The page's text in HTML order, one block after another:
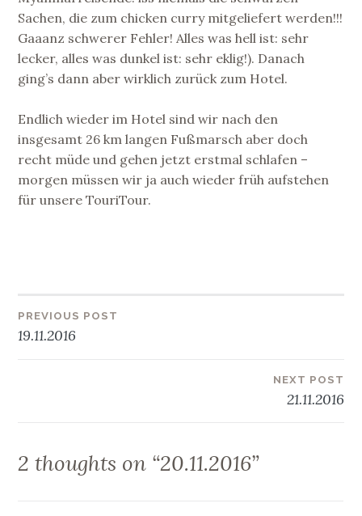
Sachen, die zum chicken curry mitgeliefert werden!!!
Gaaanz schwerer Fehler! Alles was hell ist: sehr
lecker, alles was dunkel ist: sehr eklig!). Danach
ging’s dann aber wirklich zurück zum Hotel.
Endlich wieder im Hotel sind wir nach den
insgesamt 26 km langen Fußmarsch aber doch
recht müde und gehen jetzt erstmal schlafen –
morgen müssen wir ja auch wieder früh aufstehen
für unsere TouriTour.
Beitragsnavigation
PREVIOUS POST
19.11.2016
NEXT POST
21.11.2016
2 thoughts on “20.11.2016”